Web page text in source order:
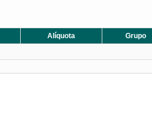
Alíquota Grupo